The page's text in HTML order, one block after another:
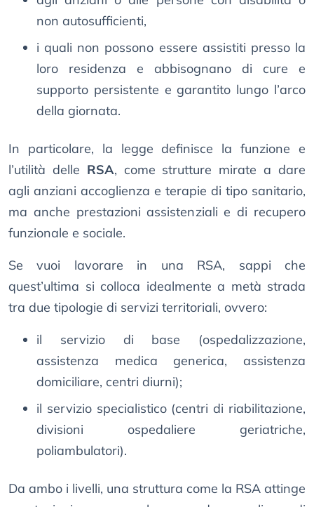
non autosufficienti,
i quali non possono essere assistiti presso la
loro residenza e abbisognano di cure e
supporto persistente e garantito lungo l’arco
della giornata.
In particolare, la legge definisce la funzione e
l’utilità delle RSA, come strutture mirate a dare
agli anziani accoglienza e terapie di tipo sanitario,
ma anche prestazioni assistenziali e di recupero
funzionale e sociale.
Se vuoi lavorare in una RSA, sappi che
quest’ultima si colloca idealmente a metà strada
tra due tipologie di servizi territoriali, ovvero:
il servizio di base (ospedalizzazione,
assistenza medica generica, assistenza
domiciliare, centri diurni);
il servizio specialistico (centri di riabilitazione,
divisioni ospedaliere geriatriche,
poliambulatori).
Da ambo i livelli, una struttura come la RSA attinge